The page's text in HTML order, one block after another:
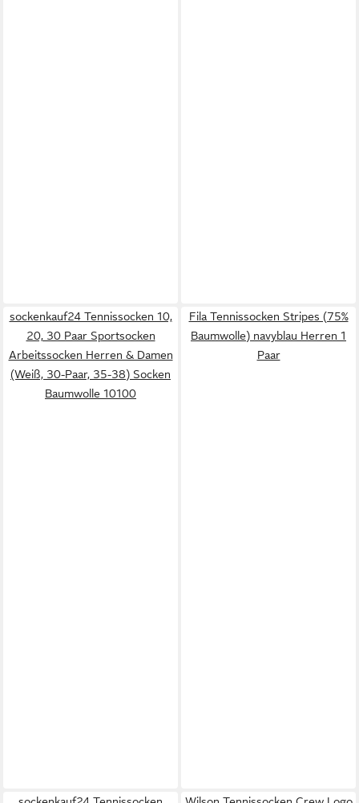
sockenkauf24 Tennissocken 10,
20, 30 Paar Sportsocken
Arbeitssocken Herren & Damen
(Weiß, 30-Paar, 35-38) Socken
Baumwolle 10100
Fila Tennissocken Stripes (75%
Baumwolle) navyblau Herren 1
Paar